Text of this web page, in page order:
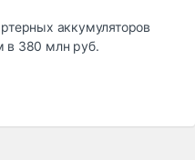
аккумуляторов
в 380 млн руб.